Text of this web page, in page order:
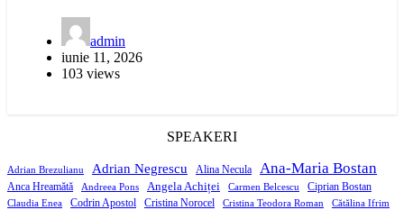
admin
iunie 11, 2026
103 views
SPEAKERI
Adrian Brezulianu Adrian Negrescu Alina Necula Ana-Maria Bostan
Anca Hreamătă Andreea Pons Angela Achiței Carmen Belcescu Ciprian Bostan
Claudia Enea Codrin Apostol Cristina Norocel Cristina Teodora Roman
Cătălina Ifrim